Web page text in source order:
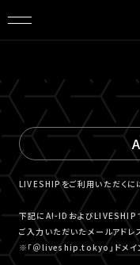
LIVESHIPをご利用いただくに
下記にA!-IDおよびLIVESHIPで
ご入力いただいたメールアドレ
※「＠liveship.tokyo」ドメイ